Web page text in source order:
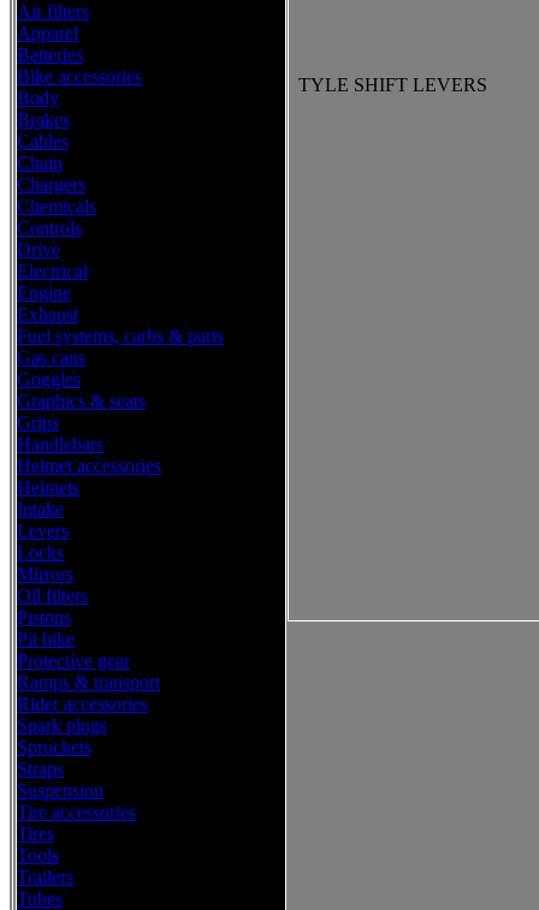
Air filters
Apparel
Batteries
Bike accessories
Body
Brakes
Cables
Chain
Chargers
Chemicals
Controls
Drive
Electrical
Engine
Exhaust
Fuel systems, carbs & parts
Gas cans
Goggles
Graphics & seats
Grips
Handlebars
Helmet accessories
Helmets
Intake
Levers
Locks
Mirrors
Oil filters
Pistons
Pit bike
Protective gear
Ramps & transport
Rider accessories
Spark plugs
Sprockets
Straps
Suspension
Tire accessories
Tires
Tools
Trailers
Tubes
TYLE SHIFT LEVERS